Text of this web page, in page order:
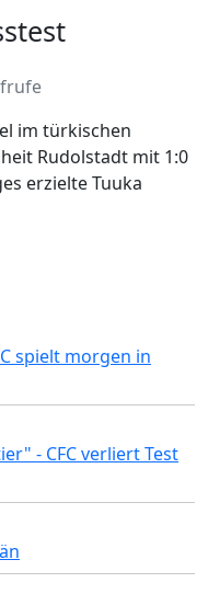
im türkischen
Rudolstadt mit 1:0
erzielte Tuuka
spielt morgen in
- CFC verliert Test